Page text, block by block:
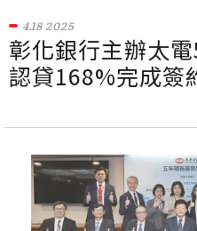
4.18 2025
彰化銀行主辦太
認貸168%完成簽